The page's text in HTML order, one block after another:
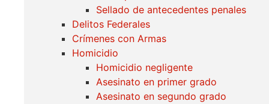
Sellado de antecedentes penales
Delitos Federales
Crímenes con Armas
Homicidio
Homicidio negligente
Asesinato en primer grado
Asesinato en segundo grado